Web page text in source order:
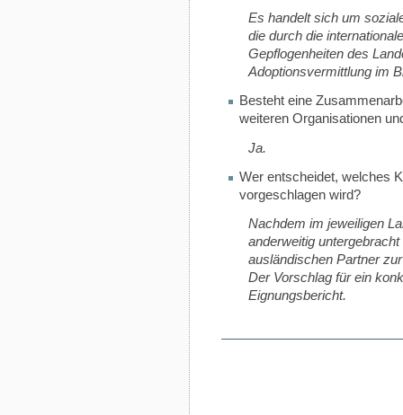
Es handelt sich um
die durch die
Gepflogenheiten des
Adoptionsvermittlung im
Besteht eine
weiteren Organisationen
Ja.
Wer entscheidet, welches
vorgeschlagen wird?
Nachdem im jeweiligen
anderweitig
ausländischen Partner
Der Vorschlag für ein
Eignungsbericht.